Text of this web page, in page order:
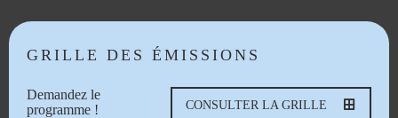
GRILLE DES ÉMISSIONS
Demandez le
programme !
CONSULTER LA GRILLE